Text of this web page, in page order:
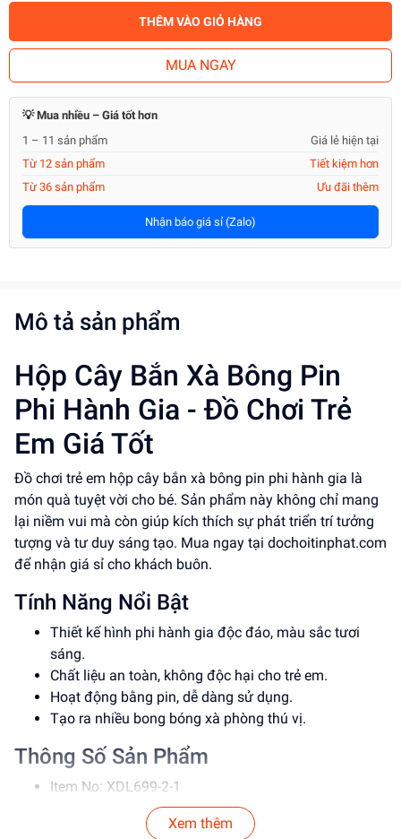
THÊM VÀO GIỎ HÀNG
MUA NGAY
💡 Mua nhiều – Giá tốt hơn
1 – 11 sản phẩm
Giá lẻ hiện tại
Từ 12 sản phẩm
Tiết kiệm hơn
Từ 36 sản phẩm
Ưu đãi thêm
Nhận báo giá sỉ (Zalo)
Mô tả sản phẩm
Hộp Cây Bắn Xà Bông Pin
Phi Hành Gia - Đồ Chơi Trẻ
Em Giá Tốt
Đồ chơi trẻ em hộp cây bắn xà bông pin phi hành gia là
món quà tuyệt vời cho bé. Sản phẩm này không chỉ mang
lại niềm vui mà còn giúp kích thích sự phát triển trí tưởng
tượng và tư duy sáng tạo. Mua ngay tại dochoitinphat.com
để nhận giá sỉ cho khách buôn.
Tính Năng Nổi Bật
Thiết kế hình phi hành gia độc đáo, màu sắc tươi
sáng.
Chất liệu an toàn, không độc hại cho trẻ em.
Hoạt động bằng pin, dễ dàng sử dụng.
Tạo ra nhiều bong bóng xà phòng thú vị.
Thông Số Sản Phẩm
Item No: XDL699-2-1
Loại: Đồ chơi tạo bong bóng.
Chất liệu: Nhựa an toàn.
Xem thêm